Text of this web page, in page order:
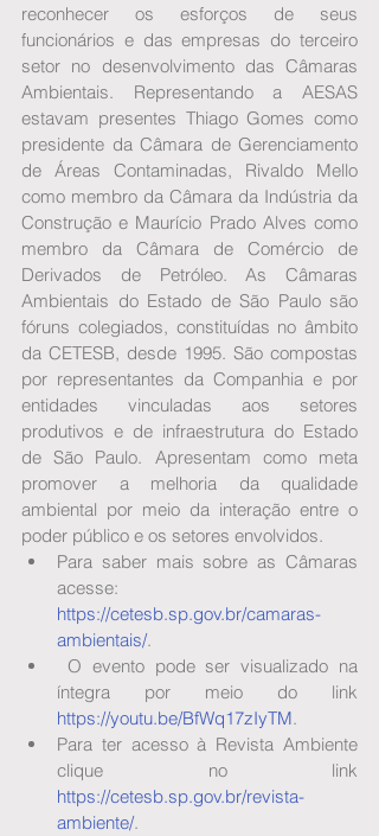
reconhecer os esforços de seus
funcionários e das empresas do terceiro
setor no desenvolvimento das Câmaras
Ambientais. Representando a AESAS
estavam presentes Thiago Gomes como
presidente da Câmara de Gerenciamento
de Áreas Contaminadas, Rivaldo Mello
como membro da Câmara da Indústria da
Construção e Maurício Prado Alves como
membro da Câmara de Comércio de
Derivados de Petróleo. As Câmaras
Ambientais do Estado de São Paulo são
fóruns colegiados, constituídas no âmbito
da CETESB, desde 1995. São compostas
por representantes da Companhia e por
entidades vinculadas aos setores
produtivos e de infraestrutura do Estado
de São Paulo. Apresentam como meta
promover a melhoria da qualidade
ambiental por meio da interação entre o
poder público e os setores envolvidos.
Para saber mais sobre as Câmaras
https://cetesb.sp.gov.br/camaras-
ambientais/.
https://youtu.be/BfWq17zIyTM.
Para ter acesso à Revista Ambiente
https://cetesb.sp.gov.br/revista-
ambiente/.